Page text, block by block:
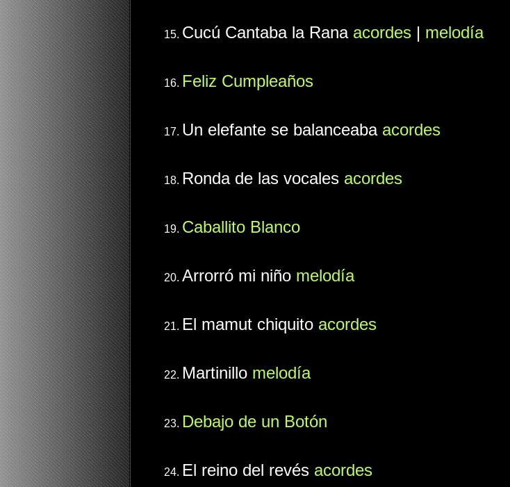
Cucú Cantaba la Rana acordes | melodía
Feliz Cumpleaños
Un elefante se balanceaba acordes
Ronda de las vocales acordes
Caballito Blanco
Arrorró mi niño melodía
El mamut chiquito acordes
Martinillo melodía
Debajo de un Botón
El reino del revés acordes